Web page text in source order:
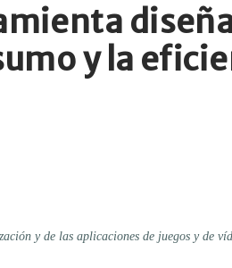
y la
y de las aplicaciones de juegos y de